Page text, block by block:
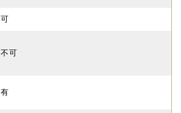
可
不可
有